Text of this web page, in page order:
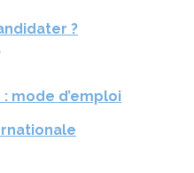
?
: mode d’emploi